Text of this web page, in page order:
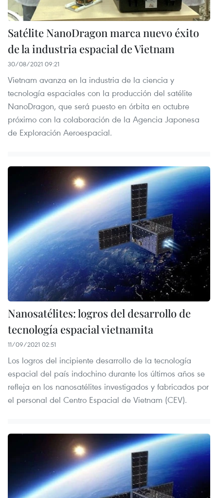
Satélite NanoDragon marca nuevo éxito
de la industria espacial de Vietnam
30/08/2021 09:21
Vietnam avanza en la industria de la ciencia y
tecnología espaciales con la producción del satélite
NanoDragon, que será puesto en órbita en octubre
próximo con la colaboración de la Agencia Japonesa
de Exploración Aeroespacial.
Nanosatélites: logros del desarrollo de
tecnología espacial vietnamita
11/09/2021 02:51
Los logros del incipiente desarrollo de la tecnología
espacial del país indochino durante los últimos años se
refleja en los nanosatélites investigados y fabricados por
el personal del Centro Espacial de Vietnam (CEV).